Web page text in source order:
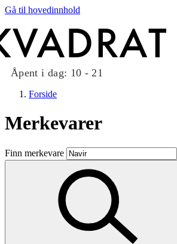
Gå til hovedinnhold
Åpent i dag: 10 - 21
Butikker
Mat og drikke
Taket på Kvadrat
Aktiviteter
Forside
Merkevarer
Finn merkevare